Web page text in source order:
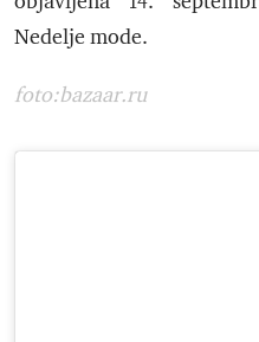
Nedelje mode.
foto:bazaar.ru